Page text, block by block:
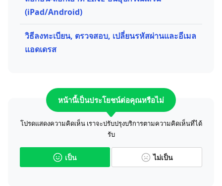
(iPad/Android)
วิธีลงทะเบียน, ตรวจสอบ, เปลี่ยนรหัสผ่านและอีเมล
แอดเดรส
หน้านี้เป็นประโยชน์ต่อคุณหรือไม่
โปรดแสดงความคิดเห็น เราจะปรับปรุงบริการตามความคิดเห็นที่ได้
รับ
เป็น ไม่เป็น